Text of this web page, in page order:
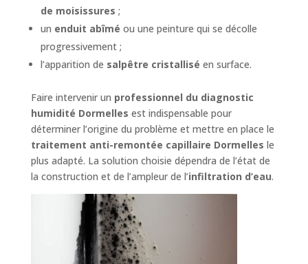
de moisissures ;
un enduit abîmé ou une peinture qui se décolle
progressivement ;
l’apparition de salpêtre cristallisé en surface.
Faire intervenir un professionnel du diagnostic
humidité Dormelles est indispensable pour
déterminer l’origine du problème et mettre en place le
traitement anti-remontée capillaire Dormelles le
plus adapté. La solution choisie dépendra de l’état de
la construction et de l’ampleur de l’infiltration d’eau.